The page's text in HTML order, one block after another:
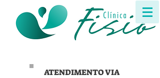
ATENDIMENTO VIA